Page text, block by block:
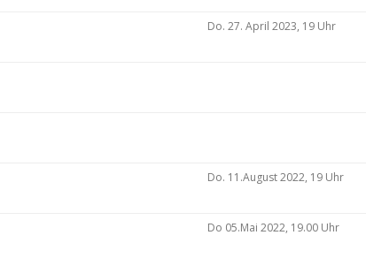
Do. 27. April 2023, 19 Uhr
Do. 11.August 2022, 19 Uhr
Do 05.Mai 2022, 19.00 Uhr